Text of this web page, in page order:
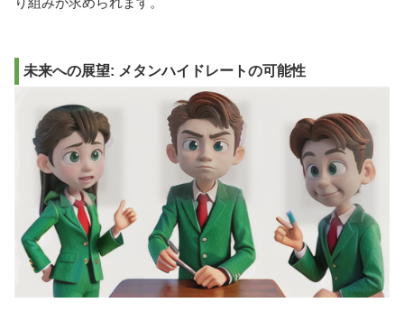
未来への展望: メタンハイドレートの可能性